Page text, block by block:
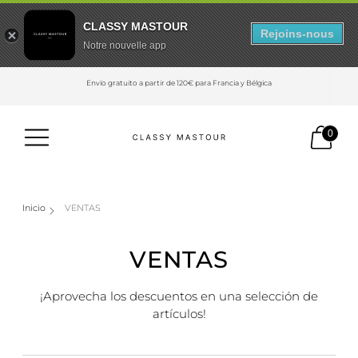
Envío gratuito a partir de 120€ para Francia y Bélgica
0
Inicio VENTAS
VENTAS
¡Aprovecha los descuentos en una selección de
artículos!
CLASSY MASTOUR
Notre nouvelle app
Rejoins-nous